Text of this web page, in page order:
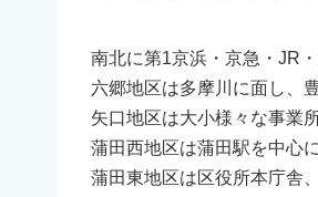
南北に第1京浜・京急・JR
六郷地区は多摩川に面し、
矢口地区は大小様々な事業
蒲田西地区は蒲田駅を中心
蒲田東地区は区役所本庁舎